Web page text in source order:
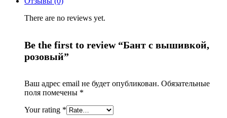
There are no reviews yet.
Be the first to review “Бант с вышивкой,
розовый”
Ваш адрес email не будет опубликован. Обязательные
поля помечены *
Your rating *